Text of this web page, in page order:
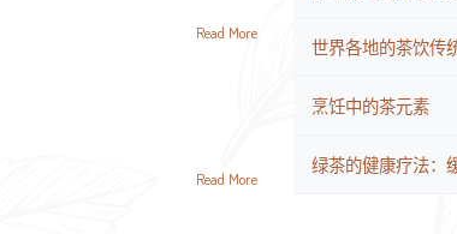
Read More
Read More
世界各地的茶饮传
烹饪中的茶元素
绿茶的健康疗法：